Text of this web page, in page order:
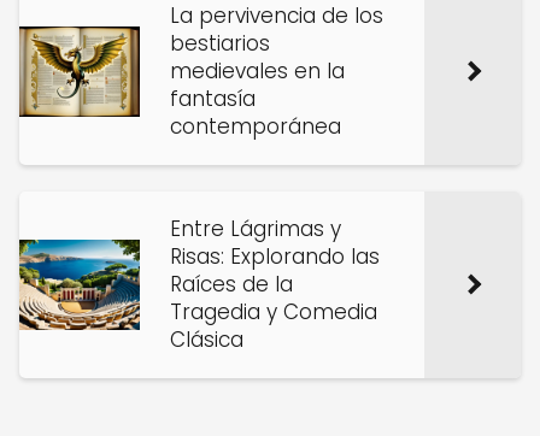
La pervivencia de los
bestiarios
medievales en la
fantasía
contemporánea
Entre Lágrimas y
Risas: Explorando las
Raíces de la
Tragedia y Comedia
Clásica